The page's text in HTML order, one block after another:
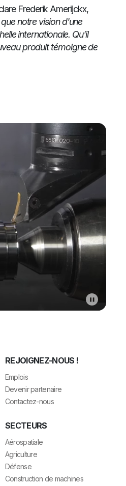
Frederik Amerijckx,
notre vision d'une
internationale. Qu'il
produit témoigne de
REJOIGNEZ-NOUS !
Emplois
Devenir partenaire
Contactez-nous
SECTEURS
Aérospatiale
Agriculture
Défense
Construction de machines